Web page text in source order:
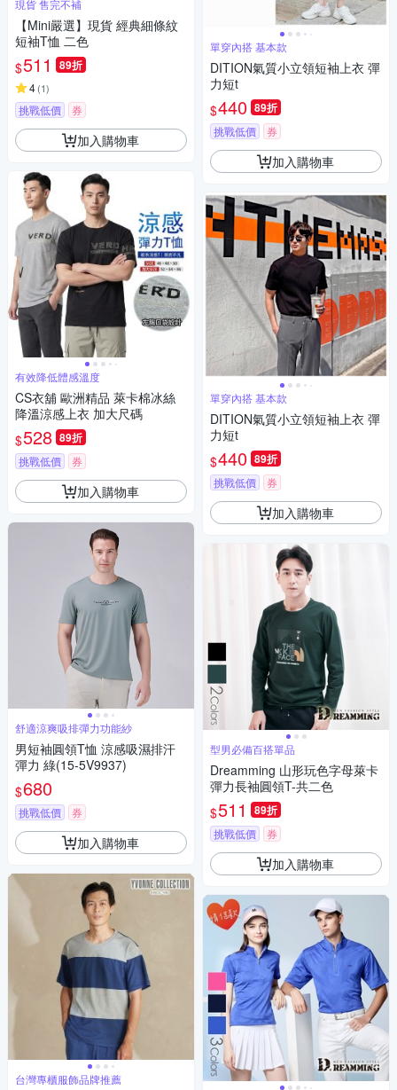
現貨 售完不補
【Mini嚴選】現貨 經典細條紋
短袖T恤 二色
$511 89折
4(1)
挑戰低價 券
加入購物車
有效降低體感溫度
CS衣舖 歐洲精品 萊卡棉冰絲
降溫涼感上衣 加大尺碼
$528 89折
挑戰低價 券
加入購物車
舒適涼爽吸排彈力功能紗
男短袖圓領T恤 涼感吸濕排汗
彈力 綠(15-5V9937)
$680
挑戰低價 券
加入購物車
台灣專櫃服飾品牌推薦
單穿內搭 基本款
DITION氣質小立領短袖上衣 彈
力短t
$440 89折
挑戰低價 券
加入購物車
單穿內搭 基本款
DITION氣質小立領短袖上衣 彈
力短t
$440 89折
挑戰低價 券
加入購物車
型男必備百搭單品
Dreamming 山形玩色字母萊卡
彈力長袖圓領T-共二色
$511 89折
挑戰低價 券
加入購物車